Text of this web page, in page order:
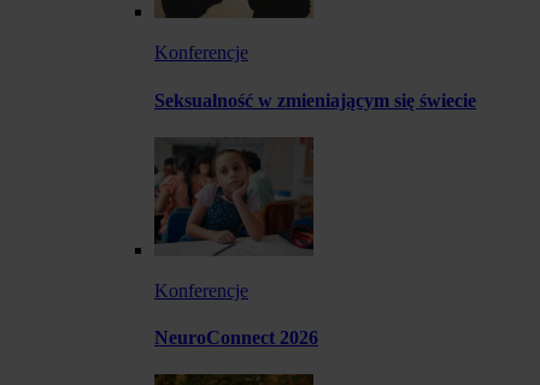
Konferencje
Seksualność w zmieniającym się świecie
Konferencje
NeuroConnect 2026